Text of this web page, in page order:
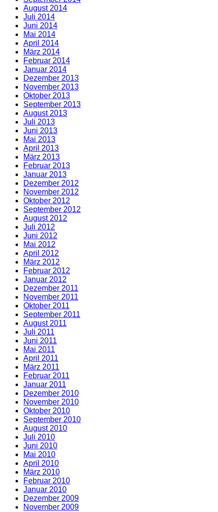
August 2014
Juli 2014
Juni 2014
Mai 2014
April 2014
März 2014
Februar 2014
Januar 2014
Dezember 2013
November 2013
Oktober 2013
September 2013
August 2013
Juli 2013
Juni 2013
Mai 2013
April 2013
März 2013
Februar 2013
Januar 2013
Dezember 2012
November 2012
Oktober 2012
September 2012
August 2012
Juli 2012
Juni 2012
Mai 2012
April 2012
März 2012
Februar 2012
Januar 2012
Dezember 2011
November 2011
Oktober 2011
September 2011
August 2011
Juli 2011
Juni 2011
Mai 2011
April 2011
März 2011
Februar 2011
Januar 2011
Dezember 2010
November 2010
Oktober 2010
September 2010
August 2010
Juli 2010
Juni 2010
Mai 2010
April 2010
März 2010
Februar 2010
Januar 2010
Dezember 2009
November 2009